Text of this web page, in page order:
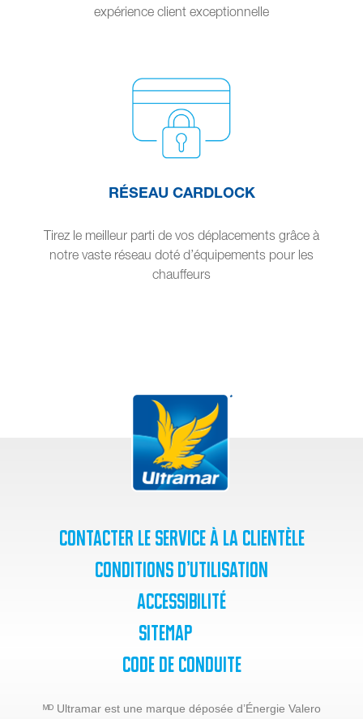
expérience client exceptionnelle
RÉSEAU CARDLOCK
Tirez le meilleur parti de vos déplacements grâce à
notre vaste réseau doté d’équipements pour les
chauffeurs
Contacter le service à la clientèle
Conditions d’utilisation
Accessibilité
SiteMap
Code de Conduite
ᴹᴰ Ultramar est une marque déposée d’Énergie Valero